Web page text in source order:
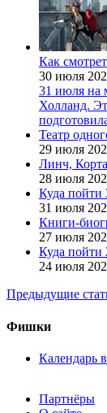
Как
30 июля
31 июля на
Холланд.
Театр
29 июля
Линч,
28 июля
Куда пойти
31 июля
Книги-
27 июля
Куда
24 июля
Предыдущие
Фишки
Календарь
Партнёры